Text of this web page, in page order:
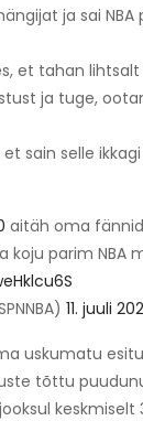
ja sai
et tahan
ja tuge,
sain selle
aitäh oma
parim NBA
11. juuli
uskumatu
tõttu